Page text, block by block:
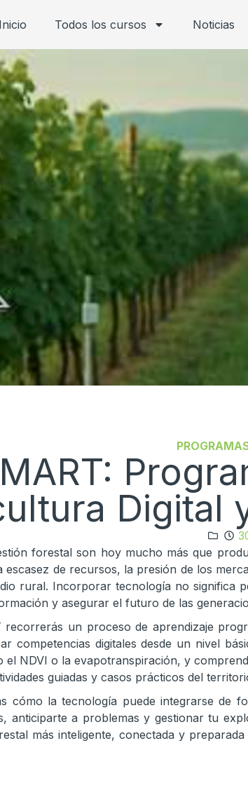
Inicio Todos los cursos Noticias
Digital
forestal son hoy mucho más que
de recursos, la presión de los
rural. Incorporar tecnología no significa
y asegurar el futuro de las
un proceso de aprendizaje
competencias digitales desde un nivel
el NDVI o la evapotranspiración, y
guiadas y casos prácticos del
cómo la tecnología puede integrarse de
anticiparte a problemas y gestionar tu
más inteligente, conectada y